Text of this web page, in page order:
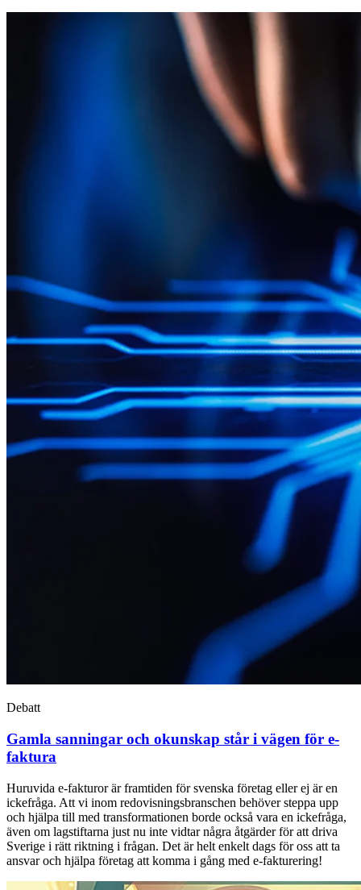
Debatt
Gamla sanningar och okunskap står i vägen för e-
faktura
Huruvida e-fakturor är framtiden för svenska företag eller ej är en
ickefråga. Att vi inom redovisningsbranschen behöver steppa upp
och hjälpa till med transformationen borde också vara en ickefråga,
även om lagstiftarna just nu inte vidtar några åtgärder för att driva
Sverige i rätt riktning i frågan. Det är helt enkelt dags för oss att ta
ansvar och hjälpa företag att komma i gång med e-fakturering!